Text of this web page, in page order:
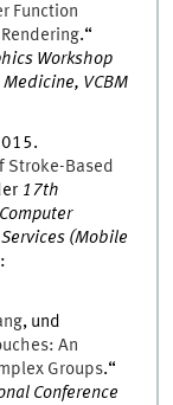
Function
.“
Workshop
VCBM
.
Stroke-Based
17th
(Mobile
:
, und
An
Groups.“
Conference